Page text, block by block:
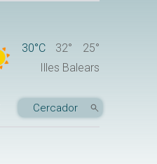
30°C 32°
25°
Illes Balears